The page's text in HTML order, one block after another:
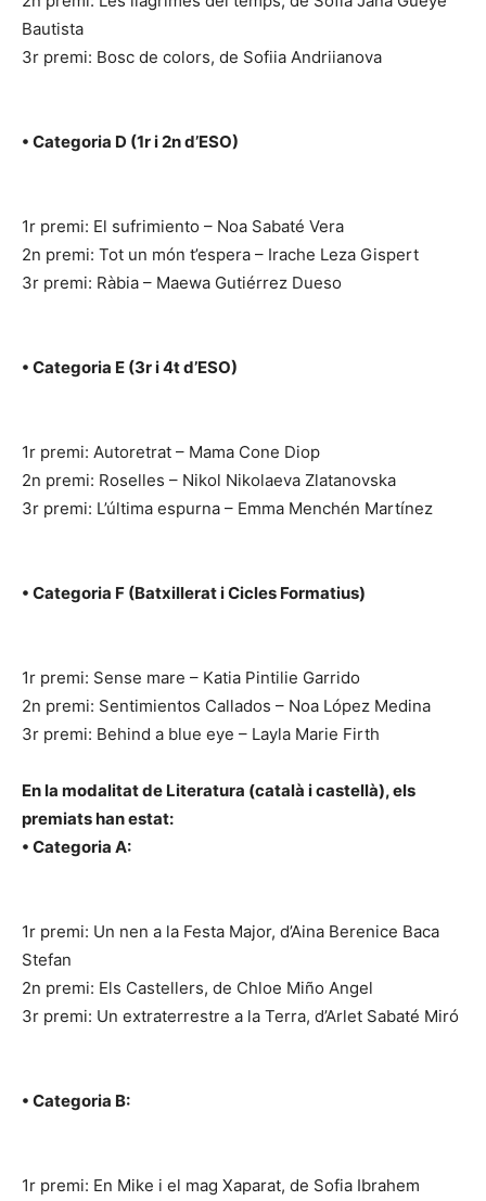
Bautista
3r premi: Bosc de colors, de Sofiia Andriianova
• Categoria D (1r i 2n d’ESO)
1r premi: El sufrimiento – Noa Sabaté Vera
2n premi: Tot un món t’espera – Irache Leza Gispert
3r premi: Ràbia – Maewa Gutiérrez Dueso
• Categoria E (3r i 4t d’ESO)
1r premi: Autoretrat – Mama Cone Diop
2n premi: Roselles – Nikol Nikolaeva Zlatanovska
3r premi: L’última espurna – Emma Menchén Martínez
• Categoria F (Batxillerat i Cicles Formatius)
1r premi: Sense mare – Katia Pintilie Garrido
2n premi: Sentimientos Callados – Noa López Medina
3r premi: Behind a blue eye – Layla Marie Firth
En la modalitat de Literatura (català i castellà), els
premiats han estat:
• Categoria A:
1r premi: Un nen a la Festa Major, d’Aina Berenice Baca
Stefan
2n premi: Els Castellers, de Chloe Miño Angel
3r premi: Un extraterrestre a la Terra, d’Arlet Sabaté Miró
• Categoria B:
1r premi: En Mike i el mag Xaparat, de Sofia Ibrahem